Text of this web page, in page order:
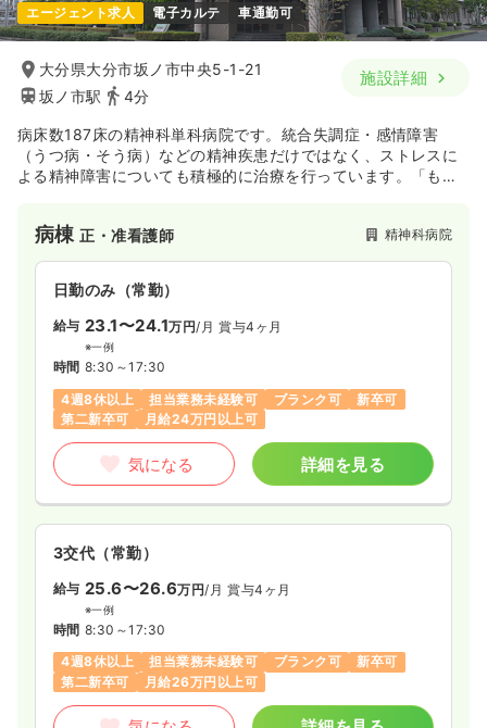
エージェント求人 電子カルテ 車通勤可
大分県大分市坂ノ市中央5-1-21
坂ノ市駅
4分
施設詳細
病床数187床の精神科単科病院です。統合失調症・感情障害
（うつ病・そう病）などの精神疾患だけではなく、ストレスに
よる精神障害についても積極的に治療を行っています。「もの
棟と露天風呂をもっていることも同院の特徴です。
病棟正・准看護師 精神科病院
日勤のみ（常勤）
給与 23.1〜24.1万円/月 賞与4ヶ月
※一例
時間 8:30～17:30
4週8休以上
担当業務未経験可 ブランク可
新卒可
第二新卒可
月給24万円以上可
気になる 詳細を見る
3交代（常勤）
給与 25.6〜26.6万円/月 賞与4ヶ月
※一例
時間 8:30～17:30
4週8休以上
担当業務未経験可 ブランク可
新卒可
第二新卒可
月給26万円以上可